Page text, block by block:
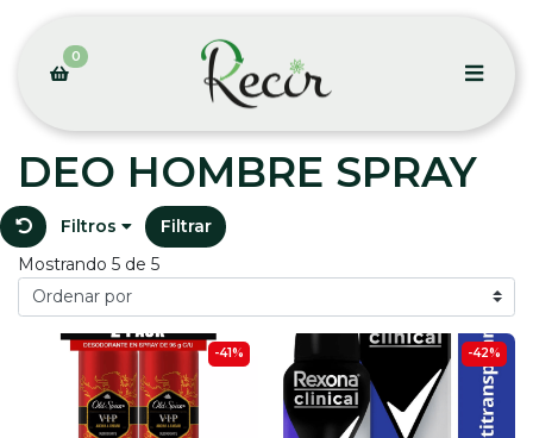
0
DEO HOMBRE SPRAY
Filtros
Filtrar
Mostrando 5 de 5
-41% -42%